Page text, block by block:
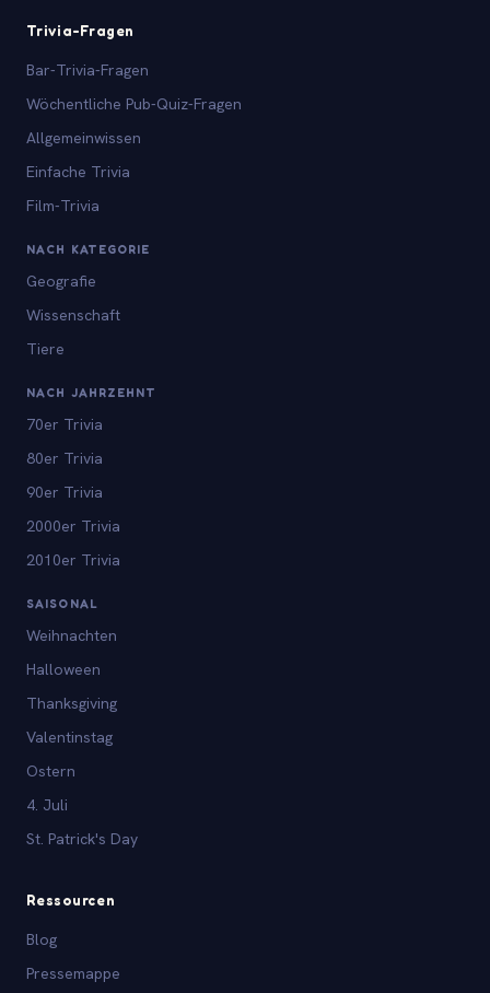
Trivia-Fragen
Bar-Trivia-Fragen
Wöchentliche Pub-Quiz-Fragen
Allgemeinwissen
Einfache Trivia
Film-Trivia
NACH KATEGORIE
Geografie
Wissenschaft
Tiere
NACH JAHRZEHNT
70er Trivia
80er Trivia
90er Trivia
2000er Trivia
2010er Trivia
SAISONAL
Weihnachten
Halloween
Thanksgiving
Valentinstag
Ostern
4. Juli
St. Patrick's Day
Ressourcen
Blog
Pressemappe